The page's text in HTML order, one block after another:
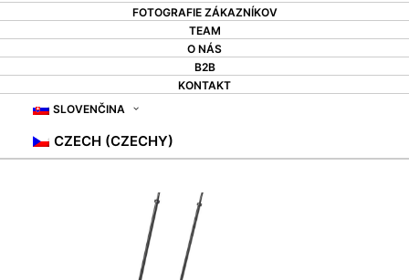
FOTOGRAFIE ZÁKAZNÍKOV
TEAM
O NÁS
B2B
KONTAKT
SLOVENČINA
CZECH (CZECHY)